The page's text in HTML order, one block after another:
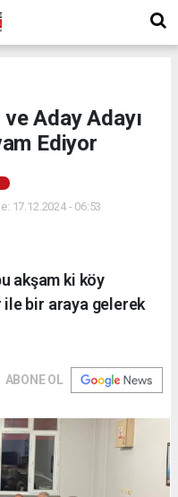
Aday Adayı
Ediyor
17.12.2024 - 06:53
akşam ki köy
bir araya gelerek
ABONE OL